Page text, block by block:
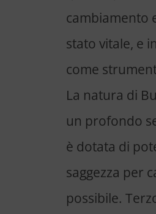
cambiamento
stato vitale, e
come
La natura di
un profondo
è dotata di
saggezza per
possibile.